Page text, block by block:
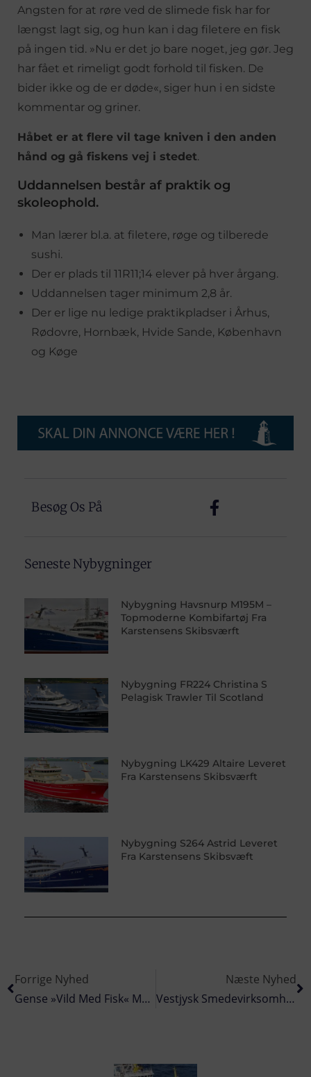
Angsten for at røre ved de slimede fisk har for
længst lagt sig, og hun kan i dag filetere en fisk
på ingen tid. »Nu er det jo bare noget, jeg gør. Jeg
har fået et rimeligt godt forhold til fisken. De
bider ikke og de er døde«, siger hun i en sidste
kommentar og griner.
Håbet er at flere vil tage kniven i den anden
hånd og gå fiskens vej i stedet.
Uddannelsen består af praktik og
skoleophold.
Man lærer bl.a. at filetere, røge og tilberede
sushi.
Der er plads til 11R11;14 elever på hver årgang.
Uddannelsen tager minimum 2,8 år.
Der er lige nu ledige praktikpladser i Århus,
Rødovre, Hornbæk, Hvide Sande, København
og Køge
Besøg Os På
Seneste Nybygninger
Nybygning Havsnurp M195M –
Topmoderne Kombifartøj Fra
Karstensens Skibsværft
Nybygning FR224 Christina S
Pelagisk Trawler Til Scotland
Nybygning LK429 Altaire Leveret
Fra Karstensens Skibsværft
Nybygning S264 Astrid Leveret
Fra Karstensens Skibsvæft
Forrige Nyhed
Gense »Vild Med Fisk« Med DR´s Gorm Og Magnus
Næste Nyhed
Vestjysk Smedevirksomhed Ønsker Yderligere Ekspandering På Eksportmarkedet